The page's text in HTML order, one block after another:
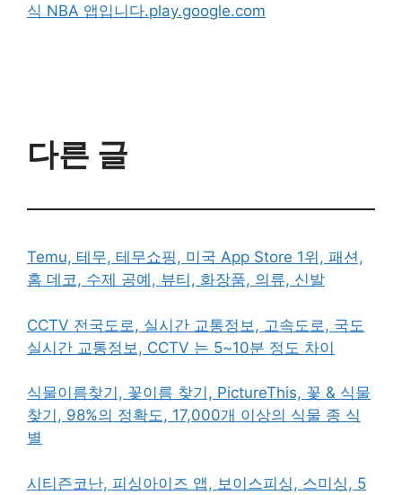
식 NBA 앱입니다.play.google.com
다른 글
Temu, 테무, 테무쇼핑, 미국 App Store 1위, 패션,
홈 데코, 수제 공예, 뷰티, 화장품, 의류, 신발
CCTV 전국도로, 실시간 교통정보, 고속도로, 국도
실시간 교통정보, CCTV 는 5~10분 정도 차이
식물이름찾기, 꽃이름 찾기, PictureThis, 꽃 & 식물
찾기, 98%의 정확도, 17,000개 이상의 식물 종 식
별
시티즌코난, 피싱아이즈 앱, 보이스피싱, 스미싱, 5